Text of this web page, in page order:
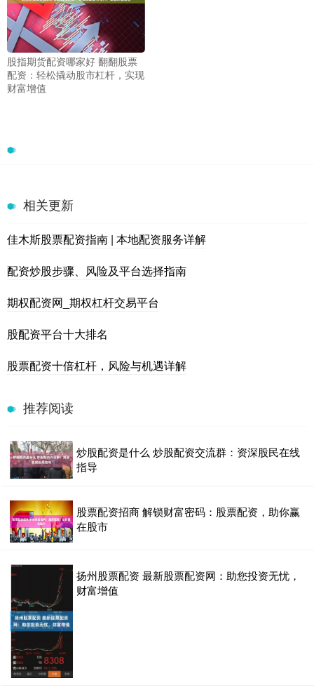
股指期货配资哪家好 翻翻股票
配资：轻松撬动股市杠杆，实现
财富增值
相关更新
佳木斯股票配资指南 | 本地配资服务详解
配资炒股步骤、风险及平台选择指南
期权配资网_期权杠杆交易平台
股配资平台十大排名
股票配资十倍杠杆，风险与机遇详解
推荐阅读
炒股配资是什么 炒股配资交流群：资深股民在线
指导
股票配资招商 解锁财富密码：股票配资，助你赢
在股市
扬州股票配资 最新股票配资网：助您投资无忧，
财富增值